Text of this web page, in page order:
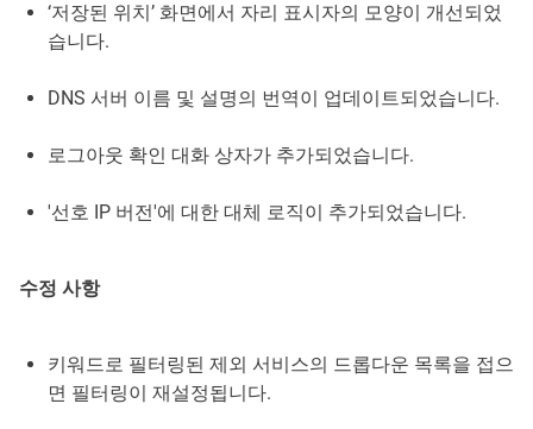
‘저장된 위치’ 화면에서 자리 표시자의 모양이 개선되었
습니다.
DNS 서버 이름 및 설명의 번역이 업데이트되었습니다.
로그아웃 확인 대화 상자가 추가되었습니다.
'선호 IP 버전'에 대한 대체 로직이 추가되었습니다.
수정 사항
키워드로 필터링된 제외 서비스의 드롭다운 목록을 접으
면 필터링이 재설정됩니다.